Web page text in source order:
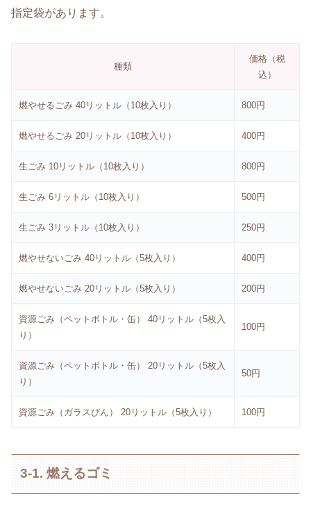
指定袋があります。
種類
価格（税
込）
燃やせるごみ 40リットル（10枚入り） 800円
燃やせるごみ 20リットル（10枚入り） 400円
生ごみ 10リットル（10枚入り） 800円
生ごみ 6リットル（10枚入り） 500円
生ごみ 3リットル（10枚入り） 250円
燃やせないごみ 40リットル（5枚入り） 400円
燃やせないごみ 20リットル（5枚入り） 200円
資源ごみ（ペットボトル・缶） 40リットル（5枚入
り）
100円
資源ごみ（ペットボトル・缶） 20リットル（5枚入
り）
50円
資源ごみ（ガラスびん） 20リットル（5枚入り） 100円
3-1. 燃えるゴミ